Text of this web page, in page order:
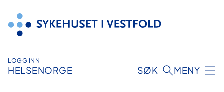
innhold
LOGG INN
HELSENORGE SØK MENY